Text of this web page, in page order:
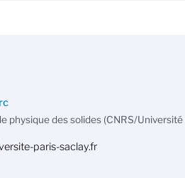
physique des solides (CNRS/Université
paris-saclay.fr